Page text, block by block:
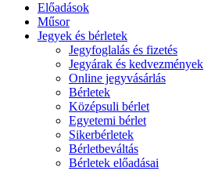
Előadások
Műsor
Jegyek és bérletek
Jegyfoglalás és fizetés
Jegyárak és kedvezmények
Online jegyvásárlás
Bérletek
Középsuli bérlet
Egyetemi bérlet
Sikerbérletek
Bérletbeváltás
Bérletek előadásai